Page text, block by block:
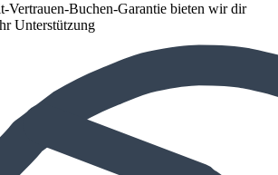
Vertrauen-Buchen-Garantie bieten wir dir
Unterstützung